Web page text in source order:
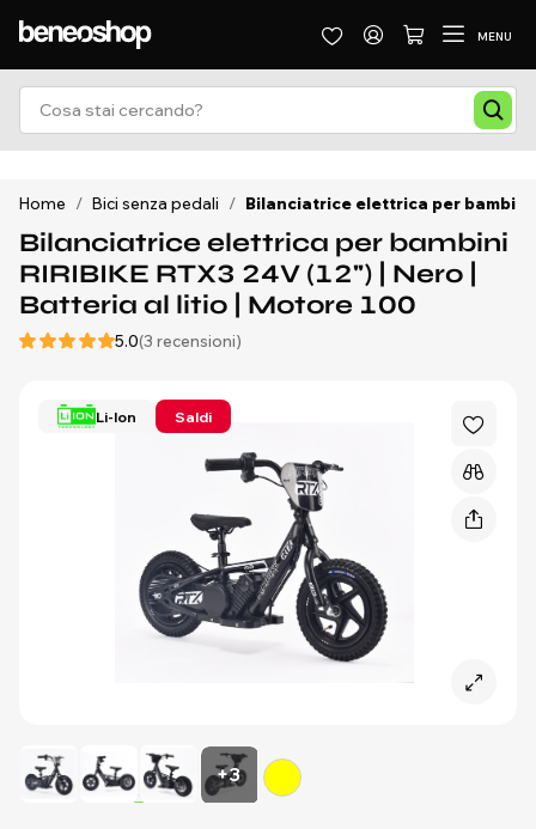
MENU
Home / Bici senza pedali / Bilanciatrice elettrica per bambini
Bilanciatrice elettrica per bambini
RIRIBIKE RTX3 24V (12") | Nero |
Batteria al litio | Motore 100
5.0(3 recensioni)
Li-Ion Saldi
+3